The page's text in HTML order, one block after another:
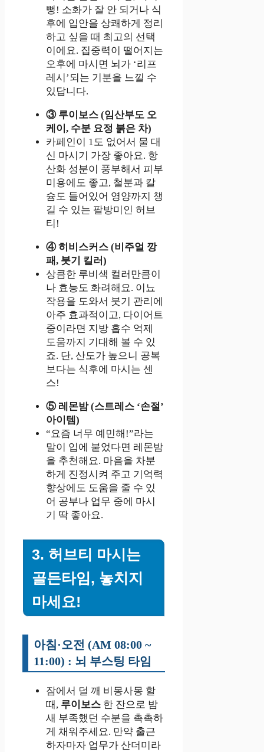
뻥! 소화가 잘 안 되거나 식
후에 입안을 상쾌하게 정리
하고 싶을 때 최고의 선택
이에요. 집중력이 떨어지는
오후에 마시면 뇌가 ‘리프
레시’되는 기분을 느낄 수
있답니다.
③ 루이보스 (임산부도 오
케이, 수분 요정 붉은 차)
카페인이 1도 없어서 물 대
신 마시기 가장 좋아요. 항
산화 성분이 풍부해서 피부
미용에도 좋고, 철분과 칼
슘도 들어있어 영양까지 챙
길 수 있는 팔방미인 허브
티!
④ 히비스커스 (비주얼 깡
패, 붓기 킬러)
상큼한 루비색 컬러만큼이
나 효능도 화려해요. 이뇨
작용을 도와서 붓기 관리에
아주 효과적이고, 다이어트
중이라면 지방 흡수 억제
도움까지 기대해 볼 수 있
죠. 단, 산도가 높으니 공복
보다는 식후에 마시는 센
스!
⑤ 레몬밤 (스트레스 ‘손절’
아이템)
“요즘 너무 예민해!”라는
말이 입에 붙었다면 레몬밤
을 추천해요. 마음을 차분
하게 진정시켜 주고 기억력
향상에도 도움을 줄 수 있
어 공부나 업무 중에 마시
기 딱 좋아요.
3. 허브티 마시는
골든타임, 놓치지
마세요!
아침·오전 (AM 08:00 ~
11:00) : 뇌 부스팅 타임
잠에서 덜 깨 비몽사몽 할
때, 루이보스 한 잔으로 밤
새 부족했던 수분을 촉촉하
게 채워주세요. 만약 출근
하자마자 업무가 산더미라